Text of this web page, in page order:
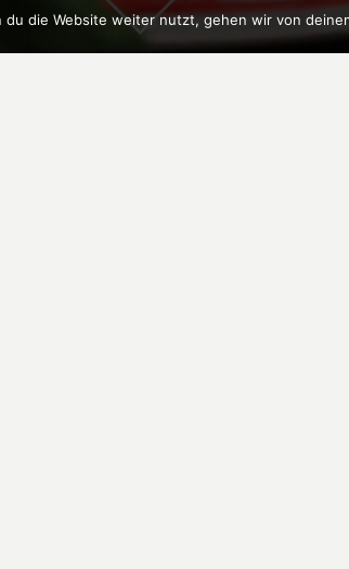
du die Website weiter nutzt, gehen wir von